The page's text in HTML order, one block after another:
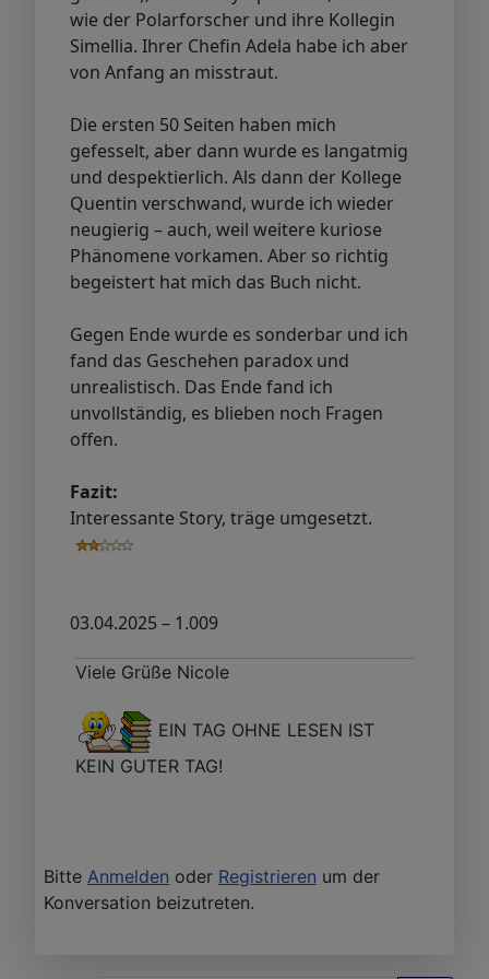
wie der Polarforscher und ihre Kollegin
Simellia. Ihrer Chefin Adela habe ich aber
von Anfang an misstraut.
Die ersten 50 Seiten haben mich
gefesselt, aber dann wurde es langatmig
und despektierlich. Als dann der Kollege
Quentin verschwand, wurde ich wieder
neugierig – auch, weil weitere kuriose
Phänomene vorkamen. Aber so richtig
begeistert hat mich das Buch nicht.
Gegen Ende wurde es sonderbar und ich
fand das Geschehen paradox und
unrealistisch. Das Ende fand ich
unvollständig, es blieben noch Fragen
offen.
Fazit:
Interessante Story, träge umgesetzt.
03.04.2025 – 1.009
Viele Grüße Nicole
EIN TAG OHNE LESEN IST
KEIN GUTER TAG!
Bitte Anmelden oder Registrieren um der
Konversation beizutreten.